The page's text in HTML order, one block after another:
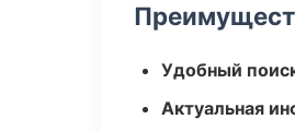
Удобный
Актуальная